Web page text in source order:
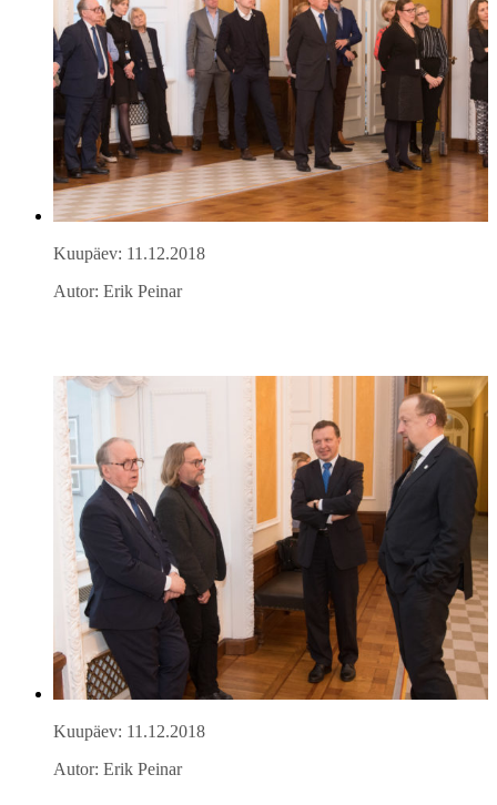
Kuupäev: 11.12.2018
Autor: Erik Peinar
Kuupäev: 11.12.2018
Autor: Erik Peinar